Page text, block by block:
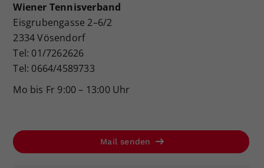
Wiener Tennisverband
Eisgrubengasse 2–6/2
2334 Vösendorf
Tel: 01/7262626
Tel: 0664/4589733
Mo bis Fr 9:00 – 13:00 Uhr
Mail senden